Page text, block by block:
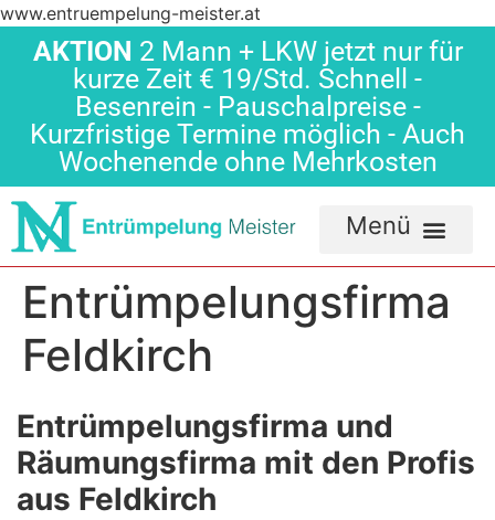
www.entruempelung-meister.at
AKTION 2 Mann + LKW jetzt nur für
kurze Zeit € 19/Std. Schnell -
Besenrein - Pauschalpreise -
Kurzfristige Termine möglich - Auch
Wochenende ohne Mehrkosten
Entrümpelungsfirma
Feldkirch
Entrümpelungsfirma und
Räumungsfirma mit den Profis
aus Feldkirch